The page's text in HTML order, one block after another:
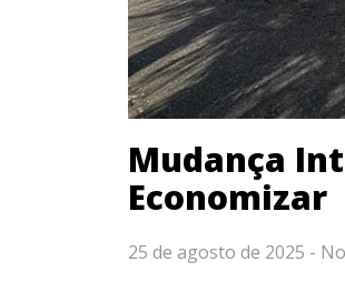
Mudança
Economizar
25 de agosto de 2025 -